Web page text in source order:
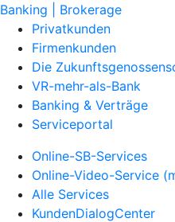
Banking | Brokerage
Privatkunden
Firmenkunden
Die
VR-mehr-als-Bank
Banking & Verträge
Serviceportal
Online-SB-Services
Online-Video-Service
Alle Services
KundenDialogCenter